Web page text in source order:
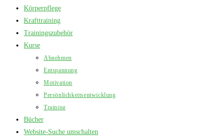
Körperpflege
Krafttraining
Trainingszubehör
Kurse
Abnehmen
Entspannung
Motivation
Persönlichkeitsentwicklung
Training
Bücher
Website-Suche umschalten